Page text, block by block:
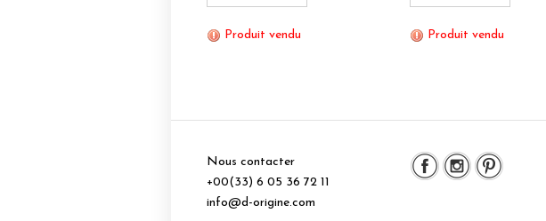
Produit vendu Produit vendu
Nous contacter
+00(33) 6 05 36 72 11
info@d-origine.com